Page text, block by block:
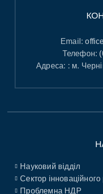
Email:
Телефон:
Адреса: : м.
Науковий відділ
Сектор інноваційного
Проблемна НДР